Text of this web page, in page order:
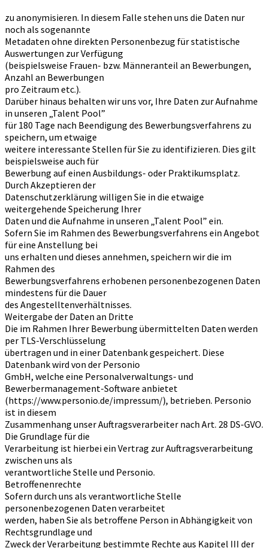
zu anonymisieren. In diesem Falle stehen uns die Daten nur
noch als sogenannte
Metadaten ohne direkten Personenbezug für statistische
Auswertungen zur Verfügung
(beispielsweise Frauen- bzw. Männeranteil an Bewerbungen,
Anzahl an Bewerbungen
pro Zeitraum etc.).
Darüber hinaus behalten wir uns vor, Ihre Daten zur Aufnahme
in unseren „Talent Pool”
für 180 Tage nach Beendigung des Bewerbungsverfahrens zu
speichern, um etwaige
weitere interessante Stellen für Sie zu identifizieren. Dies gilt
beispielsweise auch für
Bewerbung auf einen Ausbildungs- oder Praktikumsplatz.
Durch Akzeptieren der
Datenschutzerklärung willigen Sie in die etwaige
weitergehende Speicherung Ihrer
Daten und die Aufnahme in unseren „Talent Pool” ein.
Sofern Sie im Rahmen des Bewerbungsverfahrens ein Angebot
für eine Anstellung bei
uns erhalten und dieses annehmen, speichern wir die im
Rahmen des
Bewerbungsverfahrens erhobenen personenbezogenen Daten
mindestens für die Dauer
des Angestelltenverhältnisses.
Weitergabe der Daten an Dritte
Die im Rahmen Ihrer Bewerbung übermittelten Daten werden
per TLS-Verschlüsselung
übertragen und in einer Datenbank gespeichert. Diese
Datenbank wird von der Personio
GmbH, welche eine Personalverwaltungs- und
Bewerbermanagement-Software anbietet
(https://www.personio.de/impressum/), betrieben. Personio
ist in diesem
Zusammenhang unser Auftragsverarbeiter nach Art. 28 DS-GVO.
Die Grundlage für die
Verarbeitung ist hierbei ein Vertrag zur Auftragsverarbeitung
zwischen uns als
verantwortliche Stelle und Personio.
Betroffenenrechte
Sofern durch uns als verantwortliche Stelle
personenbezogenen Daten verarbeitet
werden, haben Sie als betroffene Person in Abhängigkeit von
Rechtsgrundlage und
Zweck der Verarbeitung bestimmte Rechte aus Kapitel III der